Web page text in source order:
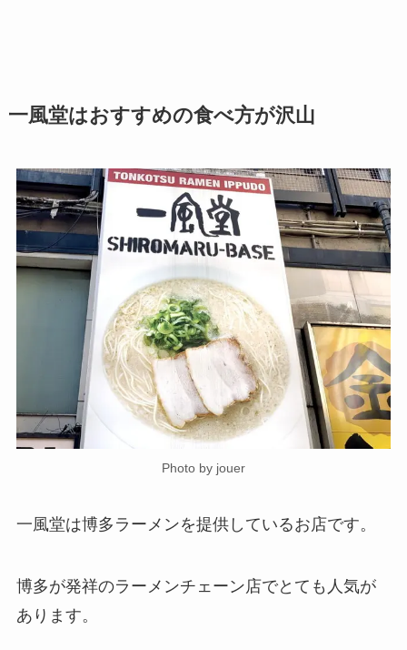
一風堂はおすすめの食べ方が沢山
Photo by jouer
一風堂は博多ラーメンを提供しているお店です。
博多が発祥のラーメンチェーン店でとても人気が
あります。